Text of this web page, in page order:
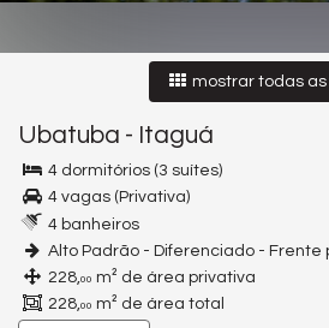
mostrar todas as
Ubatuba - Itaguá
4 dormitórios (3 suítes)
4 vagas (Privativa)
4 banheiros
Alto Padrão - Diferenciado - Frente
228,00 m² de área privativa
228,00 m² de área total